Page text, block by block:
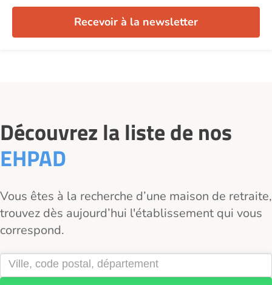
Recevoir à la newsletter
Découvrez la liste de nos
EHPAD
Vous êtes à la recherche d’une maison de retraite,
trouvez dès aujourd’hui l'établissement qui vous
correspond.